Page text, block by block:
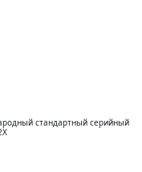
стандартный серийный